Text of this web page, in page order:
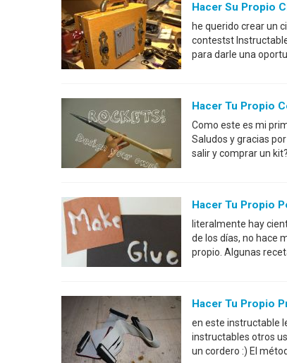
Hacer Su Propio
he querido crear un
contestst
para darle una
Hacer Tu Propio
Como este es mi
Saludos y gracias
salir y comprar un
Hacer Tu Propio
literalmente hay
de los días, no hace
propio. Algunas
Hacer Tu Propio
en este instructable
instructables otros
un cordero :) El